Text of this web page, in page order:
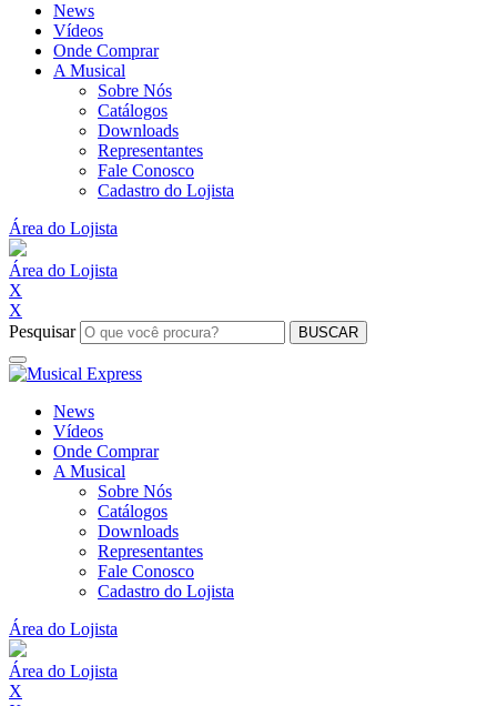
News
Vídeos
Onde Comprar
A Musical
Sobre Nós
Catálogos
Downloads
Representantes
Fale Conosco
Cadastro do Lojista
Área do Lojista
Área do Lojista
X
X
Pesquisar
BUSCAR
News
Vídeos
Onde Comprar
A Musical
Sobre Nós
Catálogos
Downloads
Representantes
Fale Conosco
Cadastro do Lojista
Área do Lojista
Área do Lojista
X